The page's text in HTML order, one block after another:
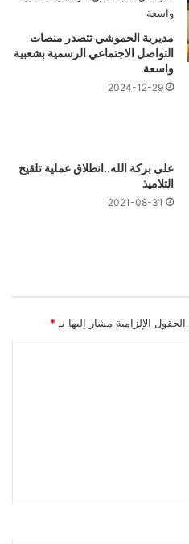
مديرية الحموشي تتصدر منصات
التواصل الاجتماعي الرسمية بشعبية
واسعة
2024-12-29
على بركة الله..انطلاق عملية تلقيح
التلاميذ
2021-08-31
الحقول الإلزامية مشار إليها بـ *